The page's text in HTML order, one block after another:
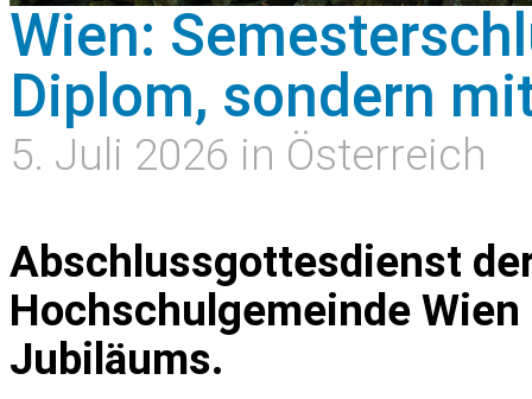
Wien:
Diplom, sondern
5. Juli 2026 in Österreich
Abschlussgottesdienst
Hochschulgemeinde
Jubiläums.